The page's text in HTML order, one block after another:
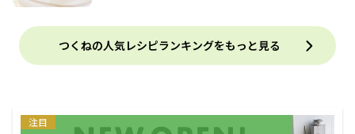
つくねの人気レシピランキングをもっと見る
注目